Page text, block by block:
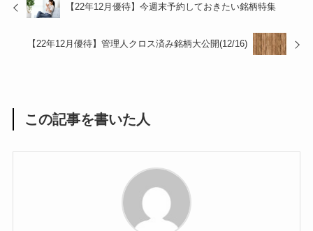
【22年12月優待】今週末予約しておきたい銘柄特集
【22年12月優待】管理人クロス済み銘柄大公開(12/16)
この記事を書いた人